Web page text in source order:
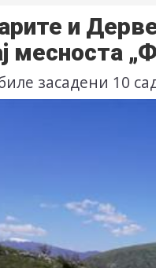
и
месноста
засадени 10